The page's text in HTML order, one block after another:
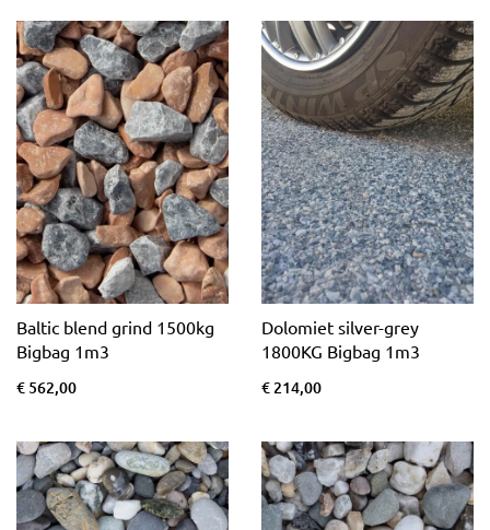
Baltic blend grind 1500kg
Bigbag 1m3
€ 562,00
Dolomiet silver-grey
1800KG Bigbag 1m3
€ 214,00